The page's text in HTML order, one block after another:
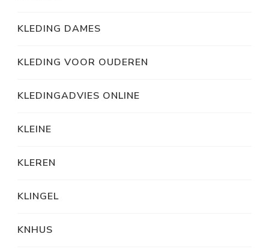
KLEDING DAMES
KLEDING VOOR OUDEREN
KLEDINGADVIES ONLINE
KLEINE
KLEREN
KLINGEL
KNHUS